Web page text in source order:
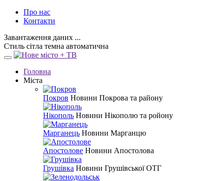
Про нас
Контакти
Завантаження даних ...
Стиль сітла темна автоматична
Головна
Міста
Покров Новини Покрова та району
Нікополь Новини Нікополю та ройону
Марганець Новини Марганцю
Апостолове Новини Апостолова
Грушівка Новини Грушівської ОТГ